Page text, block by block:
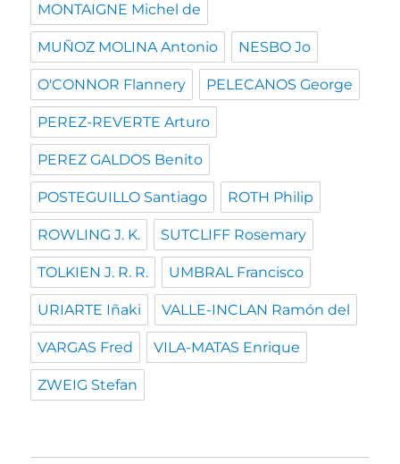
MONTAIGNE Michel de
MUÑOZ MOLINA Antonio NESBO Jo
O'CONNOR Flannery PELECANOS George
PEREZ-REVERTE Arturo
PEREZ GALDOS Benito
POSTEGUILLO Santiago ROTH Philip
ROWLING J. K. SUTCLIFF Rosemary
TOLKIEN J. R. R. UMBRAL Francisco
URIARTE Iñaki VALLE-INCLAN Ramón del
VARGAS Fred VILA-MATAS Enrique
ZWEIG Stefan